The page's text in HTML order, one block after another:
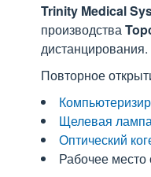
Trinity Medical
производства
дистанцирования.
Повторное
Щелевая
Оптический
Рабочее